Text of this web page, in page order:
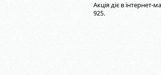
Акція діє в інтернет-
925.